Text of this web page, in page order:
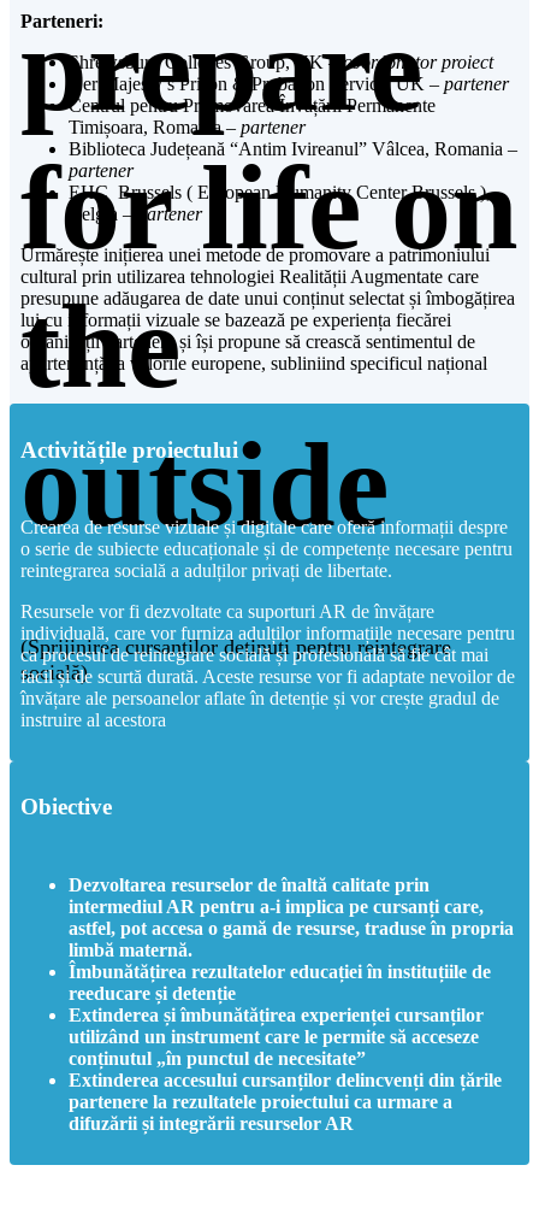
prepare
for life on
the
outside
(Sprijinirea cursanților deținuți pentru reintegrare
socială)
Parteneri:
Shrewsbury Colleges Group, UK –
coordonator proiect
Her Majesty’s Prison & Probation Service, UK – partener
Centrul pentru Promovarea Învățării Permanente
Timișoara, Romania – partener
Biblioteca Județeană “Antim Ivireanul” Vâlcea, Romania –
partener
EHC Brussels ( European Humanity Center Brussels ),
Belgia –
partener
Urmărește inițierea unei metode de promovare a patrimoniului
cultural prin utilizarea tehnologiei Realității Augmentate care
presupune adăugarea de date unui conținut selectat și îmbogățirea
lui cu informații vizuale se bazează pe experiența fiecărei
organizații partenere și își propune să crească sentimentul de
apartenență la valorile europene, subliniind specificul național
Activitățile proiectului
Crearea de resurse vizuale și digitale care oferă informații despre
o serie de subiecte educaționale și de competențe necesare pentru
reintegrarea socială a adulților privați de libertate.
Resursele vor fi dezvoltate ca suporturi AR de învățare
individuală, care vor furniza adulților informațiile necesare pentru
ca procesul de reintegrare socială și profesională să fie cât mai
facil și de scurtă durată. Aceste resurse vor fi adaptate nevoilor de
învățare ale persoanelor aflate în detenție și vor crește gradul de
instruire al acestora
Obiective
Dezvoltarea resurselor de înaltă calitate prin
intermediul AR pentru a-i implica pe cursanți care,
astfel, pot accesa o gamă de resurse, traduse în propria
limbă maternă.
Îmbunătățirea rezultatelor educației în instituțiile de
reeducare și detenție
Extinderea și îmbunătățirea experienței cursanților
utilizând un instrument care le permite să acceseze
conținutul „în punctul de necesitate”
Extinderea accesului cursanților delincvenți din țările
partenere la rezultatele proiectului ca urmare a
difuzării și integrării resurselor AR